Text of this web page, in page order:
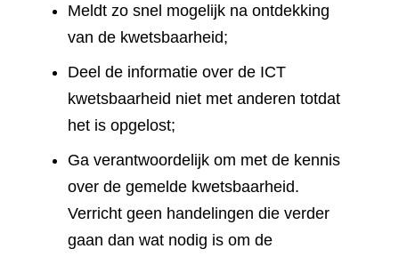
Meldt zo snel mogelijk na ontdekking
van de kwetsbaarheid;
Deel de informatie over de ICT
kwetsbaarheid niet met anderen totdat
het is opgelost;
Ga verantwoordelijk om met de kennis
over de gemelde kwetsbaarheid.
Verricht geen handelingen die verder
gaan dan wat nodig is om de